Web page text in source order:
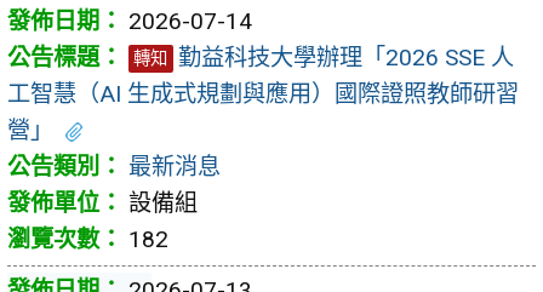
2026-07-14
轉知
勤益科技大學辦理「2026 SSE 人
工智慧（AI 生成式規劃與應用）國際證照教師研習
營」
最新消息
設備組
182